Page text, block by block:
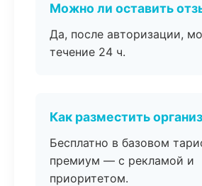
Можно ли оставить
Да, после авторизации,
течение 24 ч.
Как разместить
Бесплатно в базовом
премиум — с рекламой и
приоритетом.